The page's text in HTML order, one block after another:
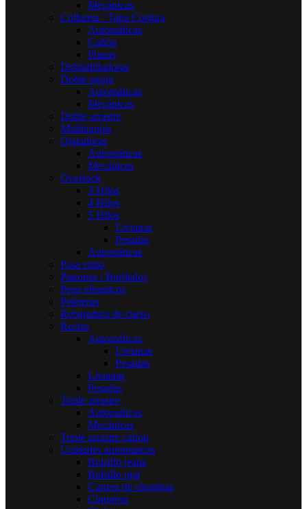
Mecánicas
Collareta / Tapa Costura
Automáticas
Cañón
Planas
Dobladilladoras
Doble aguja
Automáticas
Mecánicas
Doble arrastre
Multiagujas
Ojaladoras
Automáticas
Mecánicas
Overlock
3 Hilos
4 Hilos
5 Hilos
Livianas
Pesadas
Automáticas
Pasa cinto
Patrones / Bordados
Pega eleasticos
Peleteras
Rebajadora de cuero
Rectas
Automáticas
Livianas
Pesadas
Livianas
Pesadas
Triple arrastre
Automáticas
Mecánicas
Triple arrastre cañon
Unidades automaticas
Bolsillo jeans
Bolsillo ojal
Cartera de chombas
Cinturera